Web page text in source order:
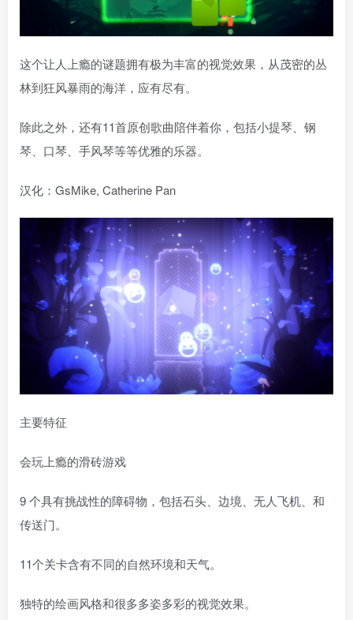
这个让人上瘾的谜题拥有极为丰富的视觉效果，从茂密的丛
林到狂风暴雨的海洋，应有尽有。
除此之外，还有11首原创歌曲陪伴着你，包括小提琴、钢
琴、口琴、手风琴等等优雅的乐器。
汉化：GsMike, Catherine Pan
主要特征
会玩上瘾的滑砖游戏
9 个具有挑战性的障碍物，包括石头、边境、无人飞机、和
传送门。
11个关卡含有不同的自然环境和天气。
独特的绘画风格和很多多姿多彩的视觉效果。